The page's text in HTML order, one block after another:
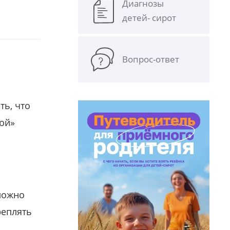
что
Диагнозы
детей- сирот
Вопрос-ответ